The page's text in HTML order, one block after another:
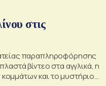
στις
παραπληροφόρησης
βίντεο στα αγγλικά, η
και το μυστήριο